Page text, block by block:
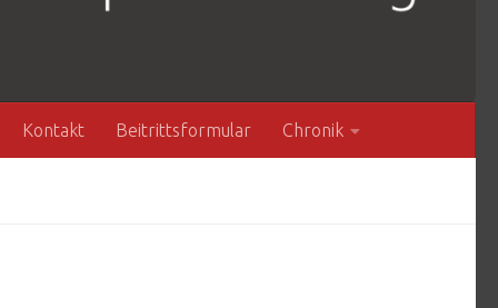
Kontakt Beitrittsformular Chronik